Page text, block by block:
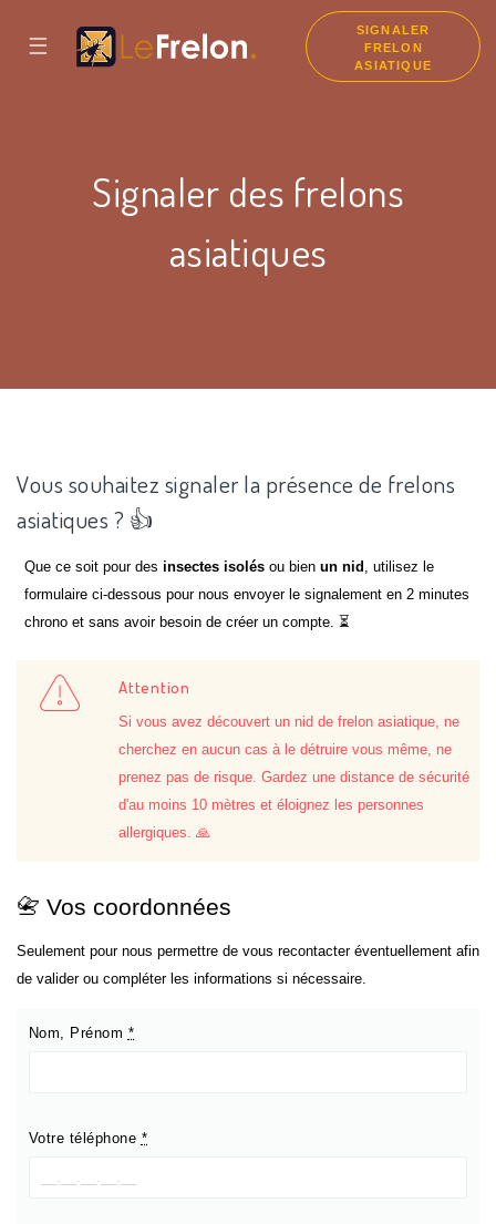
☰
SIGNALER
FRELON
ASIATIQUE
Signaler des frelons
asiatiques
Vous souhaitez signaler la présence de frelons
asiatiques ? 👍
Que ce soit pour desinsectes isolés ou bienun nid , utilisez le
formulaire ci-dessous pour nous envoyer le signalement en 2 minutes
chrono et sans avoir besoin de créer un compte. ⏳
Attention
Si vous avez découvert un nid de frelon asiatique, ne
cherchez en aucun cas à le détruire vous même, ne
prenez pas de risque. Gardez une distance de sécurité
d'au moins 10 mètres et éloignez les personnes
allergiques. 🙏
📇 Vos coordonnées
Seulement pour nous permettre de vous recontacter éventuellement afin
de valider ou compléter les informations si nécessaire.
Nom, Prénom *
Votre téléphone *